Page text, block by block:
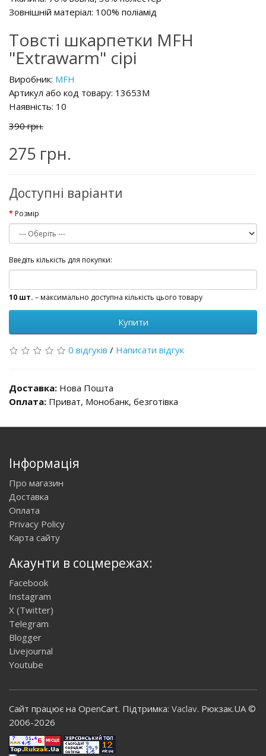
Зовнішній матеріал: 100% поліамід
Товсті шкарпетки MFH
"Extrawarm" сірі
Виробник: MFH
Артикул або код товару: 13653M
Наявність: 10
390 грн.
275 грн.
Доступні варіанти
Розмір
Введіть кількість для покупки:
10 шт. – максимально доступна кількість цього товару
Купити
0 відгуків / Написати відгук
Доставка: Нова Пошта
Оплата: Приват, Монобанк, безготівка
Інформація
Про магазин
Доставка
Оплата
Privacy Policy
Карта сайту
Акаунти в соцмережах:
Facebook
Instagram
X (Twitter)
Telegram
Blogger
Livejournal
Youtube
Сайт працює на OpenCart. Підтримка: Vaclav. Рюкзак.UA ©
2006-2026